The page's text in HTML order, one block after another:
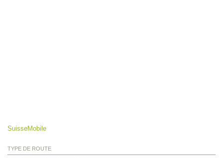
SuisseMobile
TYPE DE ROUTE